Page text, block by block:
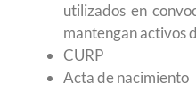
utilizados en
mantengan activos
CURP
Acta de nacimiento